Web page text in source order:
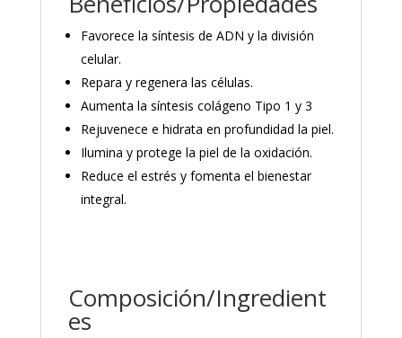
Favorece la síntesis de ADN y la división
celular.
Repara y regenera las células.
Aumenta la síntesis colágeno Tipo 1 y 3
Rejuvenece e hidrata en profundidad la piel.
Ilumina y protege la piel de la oxidación.
Reduce el estrés y fomenta el bienestar
integral.
Composición/Ingredient
es